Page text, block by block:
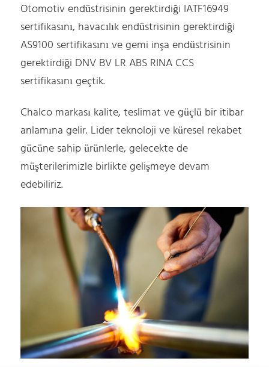
Otomotiv endüstrisinin gerektirdiği IATF16949
sertifikasını, havacılık endüstrisinin gerektirdiği
AS9100 sertifikasını ve gemi inşa endüstrisinin
gerektirdiği DNV BV LR ABS RINA CCS
sertifikasını geçtik.
Chalco markası kalite, teslimat ve güçlü bir itibar
anlamına gelir. Lider teknoloji ve küresel rekabet
gücüne sahip ürünlerle, gelecekte de
müşterilerimizle birlikte gelişmeye devam
edebiliriz.